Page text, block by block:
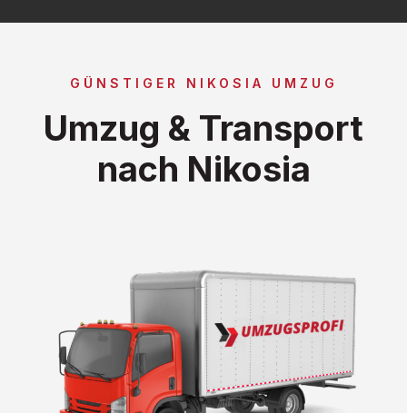
GÜNSTIGER NIKOSIA UMZUG
Umzug & Transport
nach Nikosia